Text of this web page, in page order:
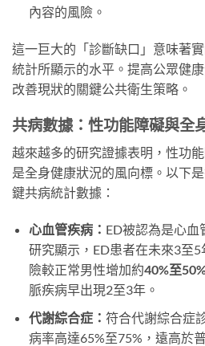
內容的風險。
這一巨大的「診斷缺口」意味著
統計所顯示的水平。提高公眾健
改善現狀的關鍵公共衛生策略。
共病數據：性功能障礙與全
越來越多的研究證據表明，性功
是全身健康狀況的風向標。以下
鍵共病統計數據：
心血管疾病： ED被認為是心血
研究顯示，ED患者在未來3至
險較正常男性增加約40%至
脈疾病早出現2至3年。
代謝綜合症： 符合代謝綜合症
病率高達65%至75%，遠高於